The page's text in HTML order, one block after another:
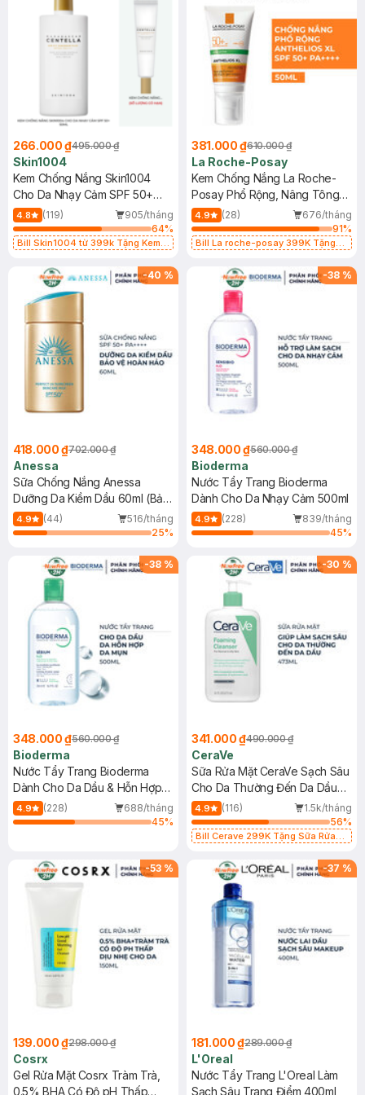
266.000 ₫495.000 ₫
Skin1004
Kem Chống Nắng Skin1004
Cho Da Nhạy Cảm SPF 50+
50ml
4.8 (119)
905/tháng
64%
Bill Skin1004 từ 399k Tặng Kem
SPF 50+ 20ml (SL Có Hạn)
381.000 ₫610.000 ₫
La Roche-Posay
Kem Chống Nắng La Roche-
Posay Phổ Rộng, Nâng Tông
Kiềm Dầu 50ml
4.9 (28)
676/tháng
91%
Bill La roche-posay 399K Tặng
(SL có hạn)
-40 %
418.000 ₫702.000 ₫
Anessa
Sữa Chống Nắng Anessa
Dưỡng Da Kiềm Dầu 60ml (Bản
Mới)
4.9 (44)
516/tháng
25%
-38 %
348.000 ₫560.000 ₫
Bioderma
Nước Tẩy Trang Bioderma
Dành Cho Da Nhạy Cảm 500ml
4.9 (228)
839/tháng
45%
-38 %
348.000 ₫560.000 ₫
Bioderma
Nước Tẩy Trang Bioderma
Dành Cho Da Dầu & Hỗn Hợp
500ml
4.9 (228)
688/tháng
45%
-30 %
341.000 ₫490.000 ₫
CeraVe
Sữa Rửa Mặt CeraVe Sạch Sâu
Cho Da Thường Đến Da Dầu
473ml
4.9 (116)
1.5k/tháng
56%
Bill Cerave 299K Tặng Sữa Rửa
-53 %
139.000 ₫298.000 ₫
Cosrx
Gel Rửa Mặt Cosrx Tràm Trà,
0.5% BHA Có Độ pH Thấp
-37 %
181.000 ₫289.000 ₫
L'Oreal
Nước Tẩy Trang L'Oreal Làm
Sạch Sâu Trang Điểm 400ml